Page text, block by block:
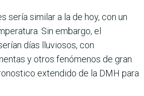
sería similar a la de hoy, con un
Sin embargo, el
días lluviosos, con
y otros fenómenos de gran
extendido de la DMH para